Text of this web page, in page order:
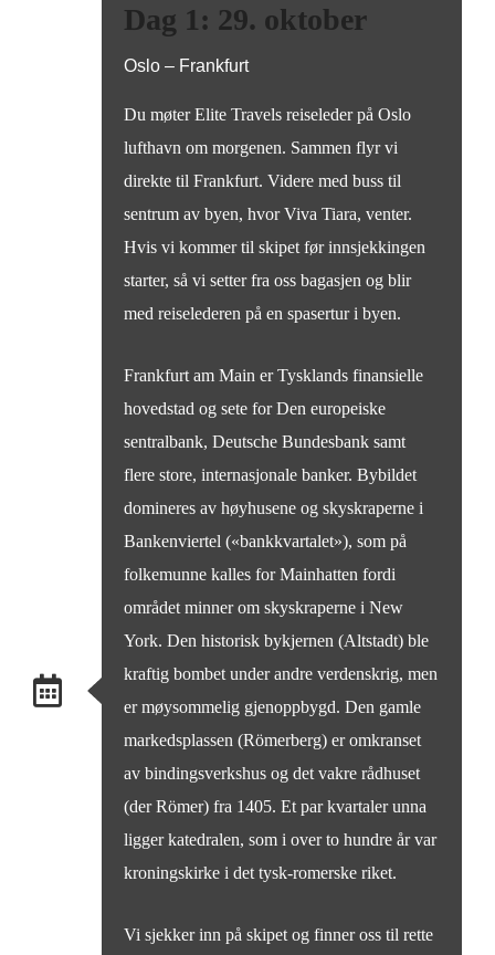
Dag 1: 29. oktober
Oslo – Frankfurt
Du møter Elite Travels reiseleder på Oslo
lufthavn om morgenen. Sammen flyr vi
direkte til Frankfurt. Videre med buss til
sentrum av byen, hvor Viva Tiara, venter.
Hvis vi kommer til skipet før innsjekkingen
starter, så vi setter fra oss bagasjen og blir
med reiselederen på en spasertur i byen.
Frankfurt am Main er Tysklands finansielle
hovedstad og sete for Den europeiske
sentralbank, Deutsche Bundesbank samt
flere store, internasjonale banker. Bybildet
domineres av høyhusene og skyskraperne i
Bankenviertel («bankkvartalet»), som på
folkemunne kalles for Mainhatten fordi
området minner om skyskraperne i New
York. Den historisk bykjernen (Altstadt) ble
kraftig bombet under andre verdenskrig, men
er møysommelig gjenoppbygd. Den gamle
markedsplassen (Römerberg) er omkranset
av bindingsverkshus og det vakre rådhuset
(der Römer) fra 1405. Et par kvartaler unna
ligger katedralen, som i over to hundre år var
kroningskirke i det tysk-romerske riket.
Vi sjekker inn på skipet og finner oss til rette